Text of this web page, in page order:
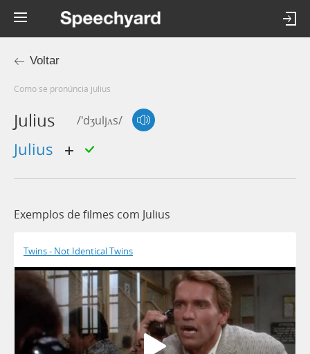
Voltar
Como se pronúncia julius
Julius /'dʒuljʌs/
Julius
Exemplos de filmes com Julius
Twins - Not Identical Twins